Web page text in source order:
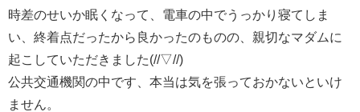
時差のせいか眠くなって、電車の中でうっかり寝てしま
い、終着点だったから良かったのものの、親切なマダムに
起こしていただきました(//▽//)
公共交通機関の中です、本当は気を張っておかないといけ
ません。